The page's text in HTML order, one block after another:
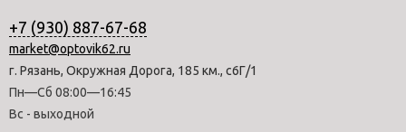
+7 (930) 887-67-68
market@optovik62.ru
г. Рязань, Окружная Дорога, 185 км., с6Г/1
Пн—Сб 08:00—16:45
Вс - выходной